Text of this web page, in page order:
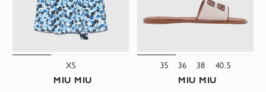
XS
MIU MIU
35 36 38 40.5
MIU MIU